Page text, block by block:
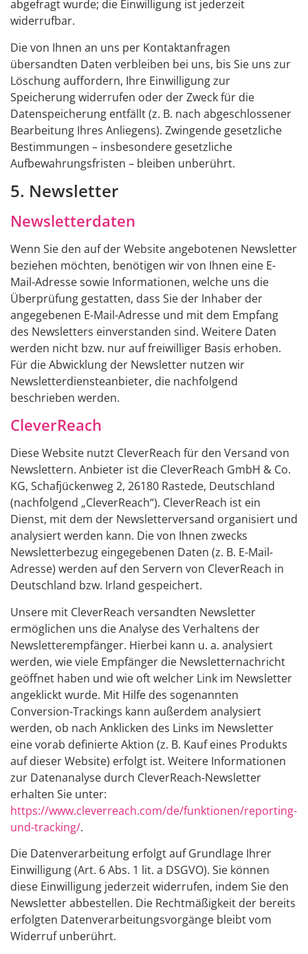
abgefragt wurde; die Einwilligung ist jederzeit
widerrufbar.
Die von Ihnen an uns per Kontaktanfragen
übersandten Daten verbleiben bei uns, bis Sie uns zur
Löschung auffordern, Ihre Einwilligung zur
Speicherung widerrufen oder der Zweck für die
Datenspeicherung entfällt (z. B. nach abgeschlossener
Bearbeitung Ihres Anliegens). Zwingende gesetzliche
Bestimmungen – insbesondere gesetzliche
Aufbewahrungsfristen – bleiben unberührt.
5. Newsletter
Newsletter­daten
Wenn Sie den auf der Website angebotenen Newsletter
beziehen möchten, benötigen wir von Ihnen eine E-
Mail-Adresse sowie Informationen, welche uns die
Überprüfung gestatten, dass Sie der Inhaber der
angegebenen E-Mail-Adresse und mit dem Empfang
des Newsletters einverstanden sind. Weitere Daten
werden nicht bzw. nur auf freiwilliger Basis erhoben.
Für die Abwicklung der Newsletter nutzen wir
Newsletterdiensteanbieter, die nachfolgend
beschrieben werden.
CleverReach
Diese Website nutzt CleverReach für den Versand von
Newslettern. Anbieter ist die CleverReach GmbH & Co.
KG, Schafjückenweg 2, 26180 Rastede, Deutschland
(nachfolgend „CleverReach“). CleverReach ist ein
Dienst, mit dem der Newsletterversand organisiert und
analysiert werden kann. Die von Ihnen zwecks
Newsletterbezug eingegebenen Daten (z. B. E-Mail-
Adresse) werden auf den Servern von CleverReach in
Deutschland bzw. Irland gespeichert.
Unsere mit CleverReach versandten Newsletter
ermöglichen uns die Analyse des Verhaltens der
Newsletterempfänger. Hierbei kann u. a. analysiert
werden, wie viele Empfänger die Newsletternachricht
geöffnet haben und wie oft welcher Link im Newsletter
angeklickt wurde. Mit Hilfe des sogenannten
Conversion-Trackings kann außerdem analysiert
werden, ob nach Anklicken des Links im Newsletter
eine vorab definierte Aktion (z. B. Kauf eines Produkts
auf dieser Website) erfolgt ist. Weitere Informationen
zur Datenanalyse durch CleverReach-Newsletter
erhalten Sie unter:
https://www.cleverreach.com/de/funktionen/reporting-
und-tracking/.
Die Datenverarbeitung erfolgt auf Grundlage Ihrer
Einwilligung (Art. 6 Abs. 1 lit. a DSGVO). Sie können
diese Einwilligung jederzeit widerrufen, indem Sie den
Newsletter abbestellen. Die Rechtmäßigkeit der bereits
erfolgten Datenverarbeitungsvorgänge bleibt vom
Widerruf unberührt.